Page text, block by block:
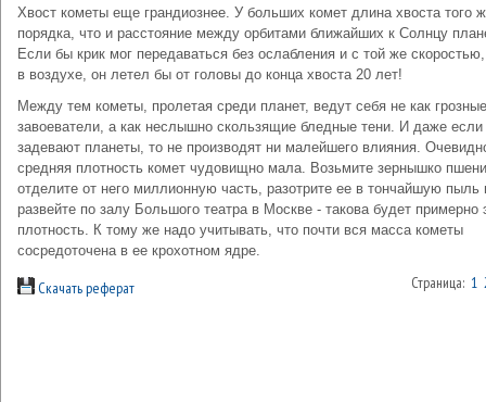
Хвост кометы еще гран­диознее. У больших комет длина хвоста того
поряд­ка, что и расстояние между орбитами ближайших к Сол­нцу
Если бы крик мог передаваться без ослаб­ления и с той же
в воздухе, он летел бы от головы до конца хвоста 20 лет!
Между тем кометы, пролетая среди планет, ведут себя не как грозные
завоеватели, а как неслышно сколь­зящие бледные тени. И даже если
задевают плане­ты, то не производят ни малейшего влияния.
средняя плотность комет чудовищно мала. Возьми­те зернышко
отделите от него миллионную часть, разотрите ее в тончайшую пыль
развейте по залу Большого театра в Москве - такова будет пример­но
плотность. К тому же надо учитывать, что почти вся масса кометы
сосредоточена в ее крохотном ядре.
Скачать реферат Страница: 1